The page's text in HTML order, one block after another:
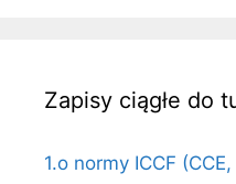
Zapisy ciągłe do
1.o normy ICCF